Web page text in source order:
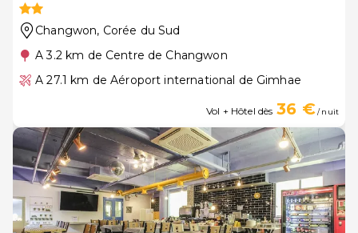
Changwon, Corée du Sud
A 3.2 km de Centre de Changwon
A 27.1 km de Aéroport international de Gimhae
Vol + Hôtel dès 36 €/ nuit